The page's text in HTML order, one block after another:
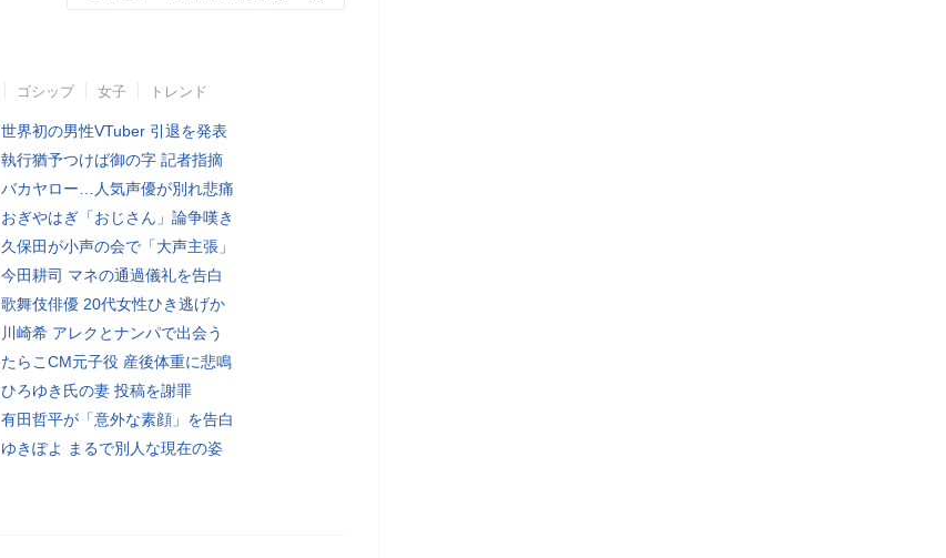
ゴシップ 女子 トレンド
世界初の男性VTuber 引退を発表
執行猶予つけば御の字 記者指摘
バカヤロー…人気声優が別れ悲痛
おぎやはぎ「おじさん」論争嘆き
久保田が小声の会で「大声主張」
今田耕司 マネの通過儀礼を告白
歌舞伎俳優 20代女性ひき逃げか
川崎希 アレクとナンパで出会う
たらこCM元子役 産後体重に悲鳴
ひろゆき氏の妻 投稿を謝罪
有田哲平が「意外な素顔」を告白
ゆきぽよ まるで別人な現在の姿